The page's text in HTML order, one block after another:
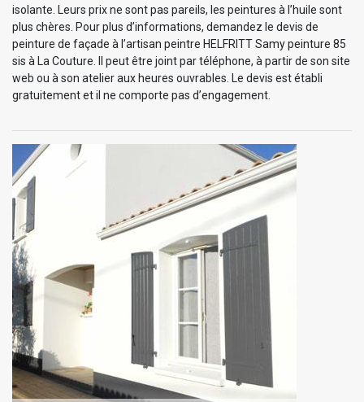
isolante. Leurs prix ne sont pas pareils, les peintures à l’huile sont
plus chères. Pour plus d’informations, demandez le devis de
peinture de façade à l’artisan peintre HELFRITT Samy peinture 85
sis à La Couture. Il peut être joint par téléphone, à partir de son site
web ou à son atelier aux heures ouvrables. Le devis est établi
gratuitement et il ne comporte pas d’engagement.